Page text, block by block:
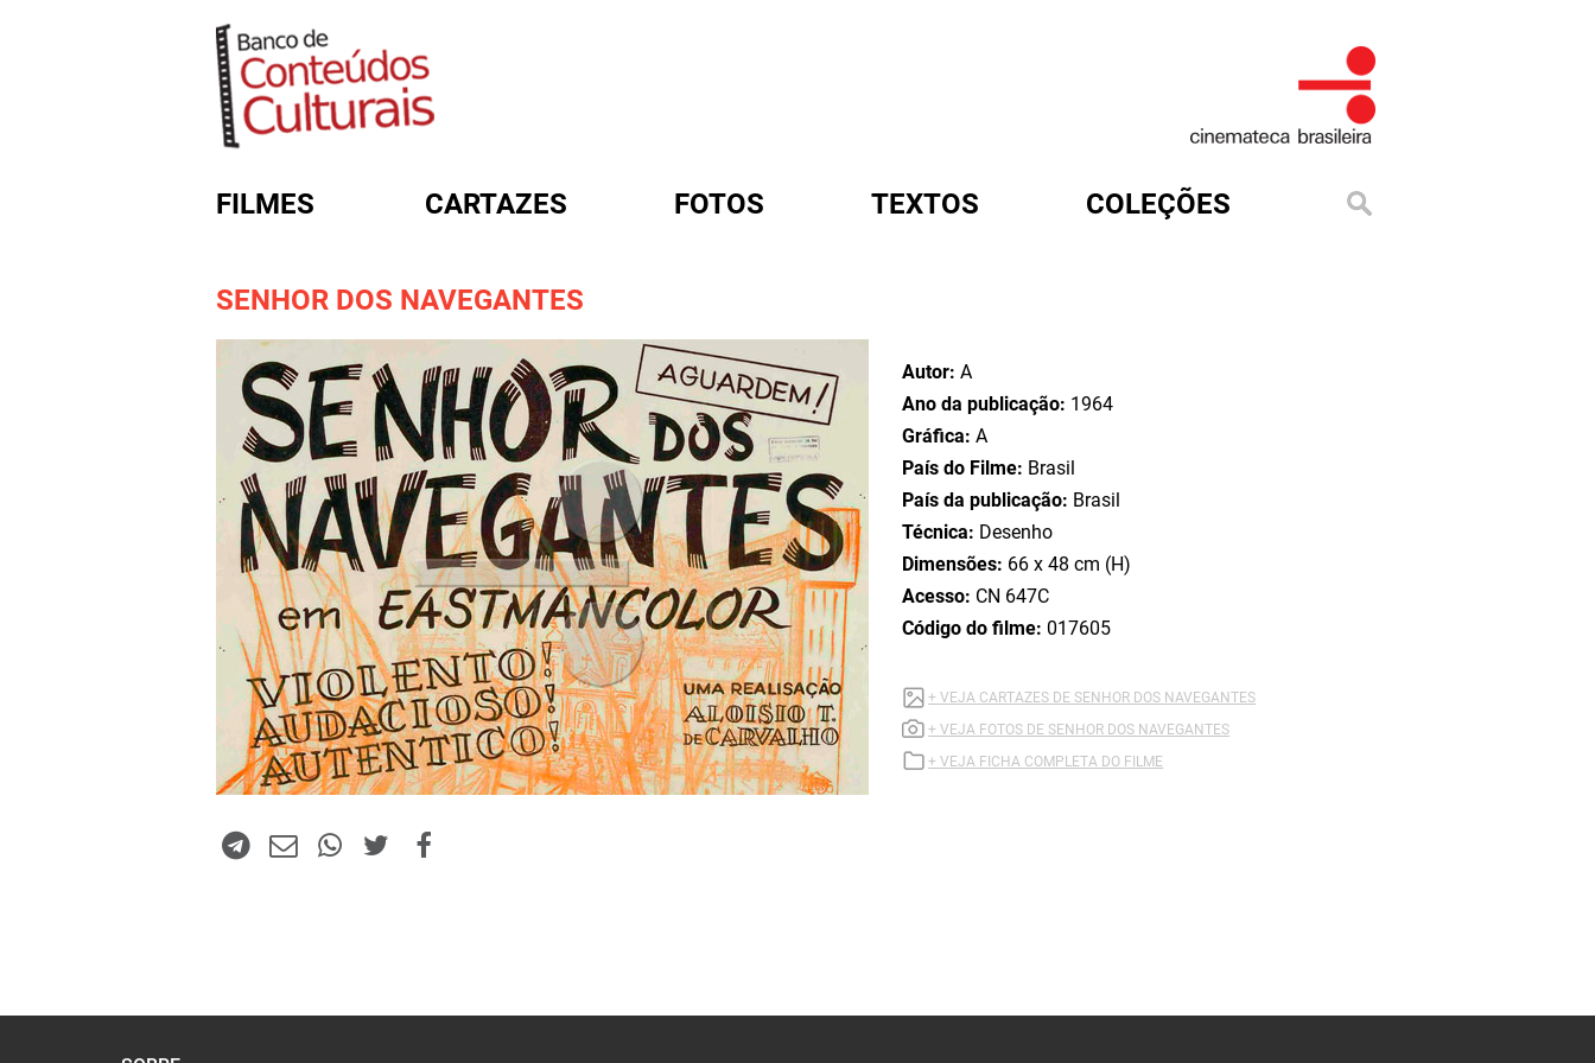
FILMES CARTAZES FOTOS TEXTOS COLEÇÕES
SENHOR DOS NAVEGANTES
Autor:A
Ano da publicação: 1964
Gráfica:A
País do Filme: Brasil
País da publicação: Brasil
Técnica: Desenho
Dimensões: 66 x 48 cm (H)
Acesso: CN 647C
Código do filme:017605
+ VEJA CARTAZES DE SENHOR DOS NAVEGANTES
+ VEJA FOTOS DE SENHOR DOS NAVEGANTES
+ VEJA FICHA COMPLETA DO FILME